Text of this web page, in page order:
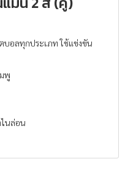
อลทุกประเภท ใช้แข่งขัน
พู
นล่อน